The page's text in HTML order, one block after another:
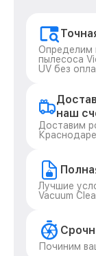
Определим
пылесоса
UV без
наш
Доставим
Лучшие
Vacuum
Починим